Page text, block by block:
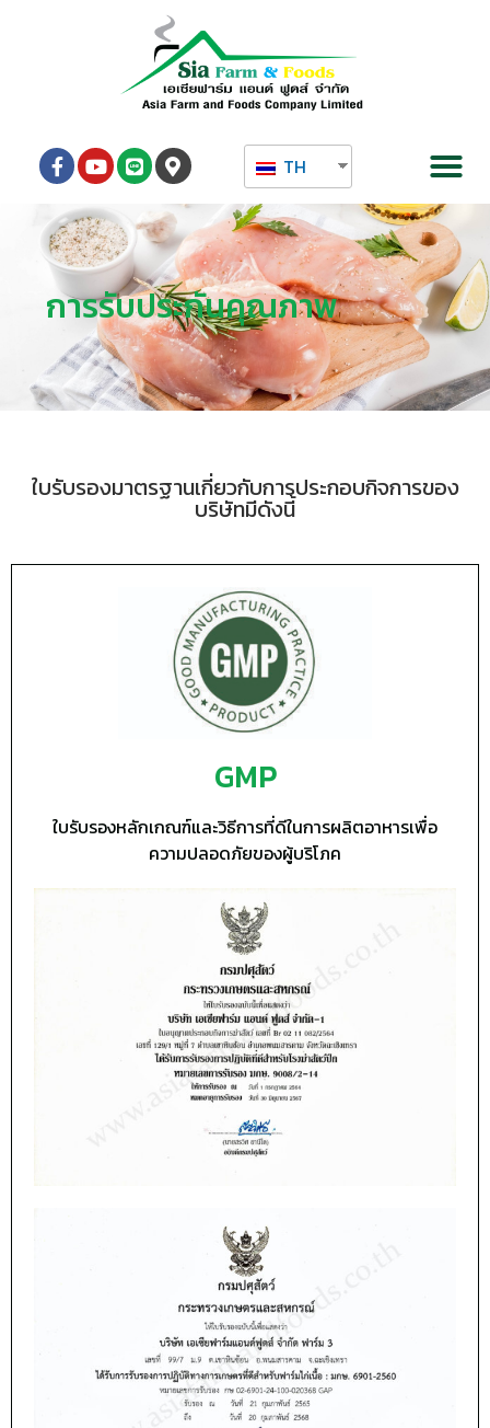
TH
การรับประกันคุณภาพ
ใบรับรองมาตรฐานเกี่ยวกับการประกอบกิจการของ
บริษัทมีดังนี้
GMP
ใบรับรองหลักเกณฑ์และวิธีการที่ดีในการผลิตอาหารเพื่อ
ความปลอดภัยของผู้บริโภค